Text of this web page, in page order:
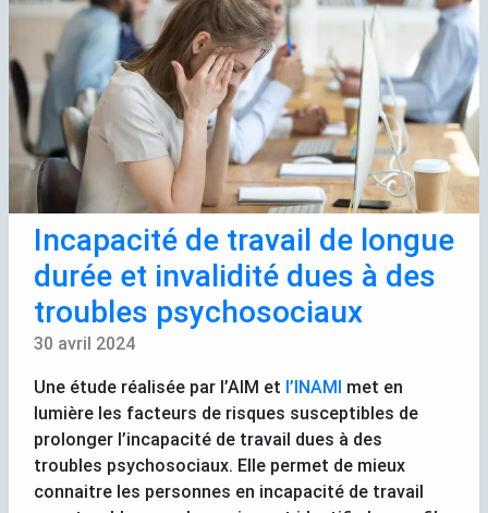
Incapacité de travail de longue
durée et invalidité dues à des
troubles psychosociaux
30 avril 2024
Une étude réalisée par l’AIM et l’INAMI met en
lumière les facteurs de risques susceptibles de
prolonger l’incapacité de travail dues à des
troubles psychosociaux. Elle permet de mieux
connaitre les personnes en incapacité de travail